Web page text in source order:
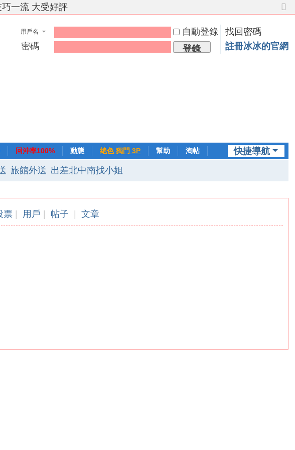
一流 大受好評
切
窄
版
用戶名 自動登錄
找回密碼
密碼
登錄 註冊冰冰的官網
快捷導航
回沖率100% 動態 绝色 獨門 3P 幫助
淘帖
旅館外送 出差北中南找小姐
票 用戶 帖子 文章